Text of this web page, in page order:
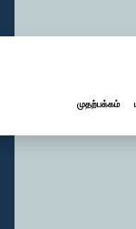
முதற்பக்கம்